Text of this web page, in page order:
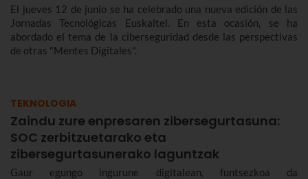
El jueves 12 de junio se ha celebrado una nueva edición de las
Jornadas Tecnológicas Euskaltel. En esta ocasión, se ha
abordado el tema de la ciberseguridad desde las perspectivas
de otras "Mentes Digitales".
TEKNOLOGIA
Zaindu zure enpresaren zibersegurtasuna:
SOC zerbitzuetarako eta
zibersegurtasunerako laguntzak
Gaur egungo ingurune digitalean, funtsezkoa da